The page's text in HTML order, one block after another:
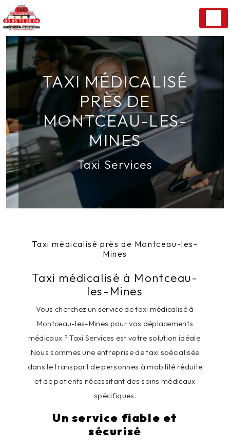
TAXI MÉDICALISÉ
PRÈS DE
MONTCEAU-LES-
MINES
Taxi Services
Taxi médicalisé près de Montceau-les-
Mines
Taxi médicalisé à Montceau-
les-Mines
Vous cherchez un service de taxi médicalisé à
Montceau-les-Mines pour vos déplacements
médicaux ? Taxi Services est votre solution idéale.
Nous sommes une entreprise de taxi spécialisée
dans le transport de personnes à mobilité réduite
et de patients nécessitant des soins médicaux
spécifiques.
Un service fiable et
sécurisé
Panneau de gestion des cookies